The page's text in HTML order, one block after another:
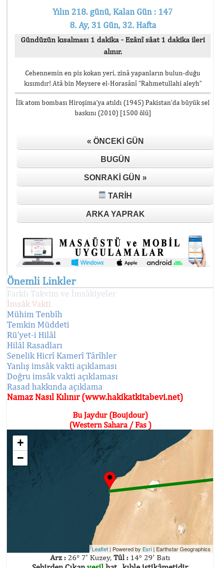
Yılın 218. günü, Kalan Gün : 147
8. Ay, 31 Gün, 32. Hafta
Gündüzün kısalması 1 dakika - Ezânî sâat 1 dakika ileri
alınır.
Cehennemin en pis kokan yeri, zinâ yapanların bulun-duğu
kısımdır! Atâ bin Meysere el-Horasânî “Rahmetullahi aleyh”
İlk atom bombası Hiroşima’ya atıldı (1945) Pakistan’da büyük sel
baskını (2010) [1500 ölü]
« ÖNCEKI GÜN
BUGÜN
SONRAKI GÜN »
TARIH
ARKA YAPRAK
Önemli Linkler
Farklı Takvim ve İmsâkiyeler
İmsâk Vakti
Mühim Tenbîh
Temkin Müddeti
Rü'yet-i Hilâl
Hilâl Rasadları
Senelik Hicrî Kamerî Târîhler
Yanlış imsâk vakti açıklaması
Doğru imsâk vakti açıklaması
Rasad hakkında açıklama
Namaz Nasıl Kılınır (www.hakikatkitabevi.net)
Bu Jaydur (Boujdour)
(Western Sahara / Fas )
+
−
Leaflet | Powered by Esri | Earthstar Geographics
Arz : 26° 7' Kuzey, Tûl : 14° 29' Batı